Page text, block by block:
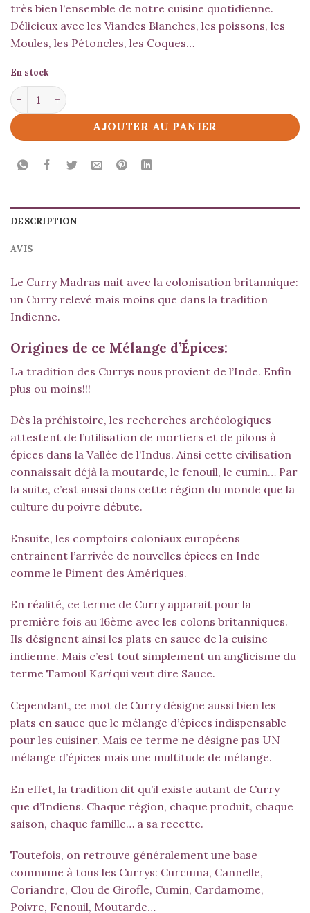
très bien l’ensemble de notre cuisine quotidienne.
Délicieux avec les Viandes Blanches, les poissons, les
Moules, les Pétoncles, les Coques…
En stock
quantité de Curry Madras
AJOUTER AU PANIER
DESCRIPTION
AVIS
Le Curry Madras nait avec la colonisation britannique:
un Curry relevé mais moins que dans la tradition
Indienne.
Origines de ce Mélange d’Épices:
La tradition des Currys nous provient de l’Inde. Enfin
plus ou moins!!!
Dès la préhistoire, les recherches archéologiques
attestent de l’utilisation de mortiers et de pilons à
épices dans la Vallée de l’Indus. Ainsi cette civilisation
connaissait déjà la moutarde, le fenouil, le cumin… Par
la suite, c’est aussi dans cette région du monde que la
culture du poivre débute.
Ensuite, les comptoirs coloniaux européens
entrainent l’arrivée de nouvelles épices en Inde
comme le Piment des Amériques.
En réalité, ce terme de Curry apparait pour la
première fois au 16ème avec les colons britanniques.
Ils désignent ainsi les plats en sauce de la cuisine
indienne. Mais c’est tout simplement un anglicisme du
terme Tamoul Kariqui veut dire Sauce.
Cependant, ce mot de Curry désigne aussi bien les
plats en sauce que le mélange d’épices indispensable
pour les cuisiner. Mais ce terme ne désigne pas UN
mélange d’épices mais une multitude de mélange.
En effet, la tradition dit qu’il existe autant de Curry
que d’Indiens. Chaque région, chaque produit, chaque
saison, chaque famille… a sa recette.
Toutefois, on retrouve généralement une base
commune à tous les Currys: Curcuma, Cannelle,
Coriandre, Clou de Girofle, Cumin, Cardamome,
Poivre, Fenouil, Moutarde…